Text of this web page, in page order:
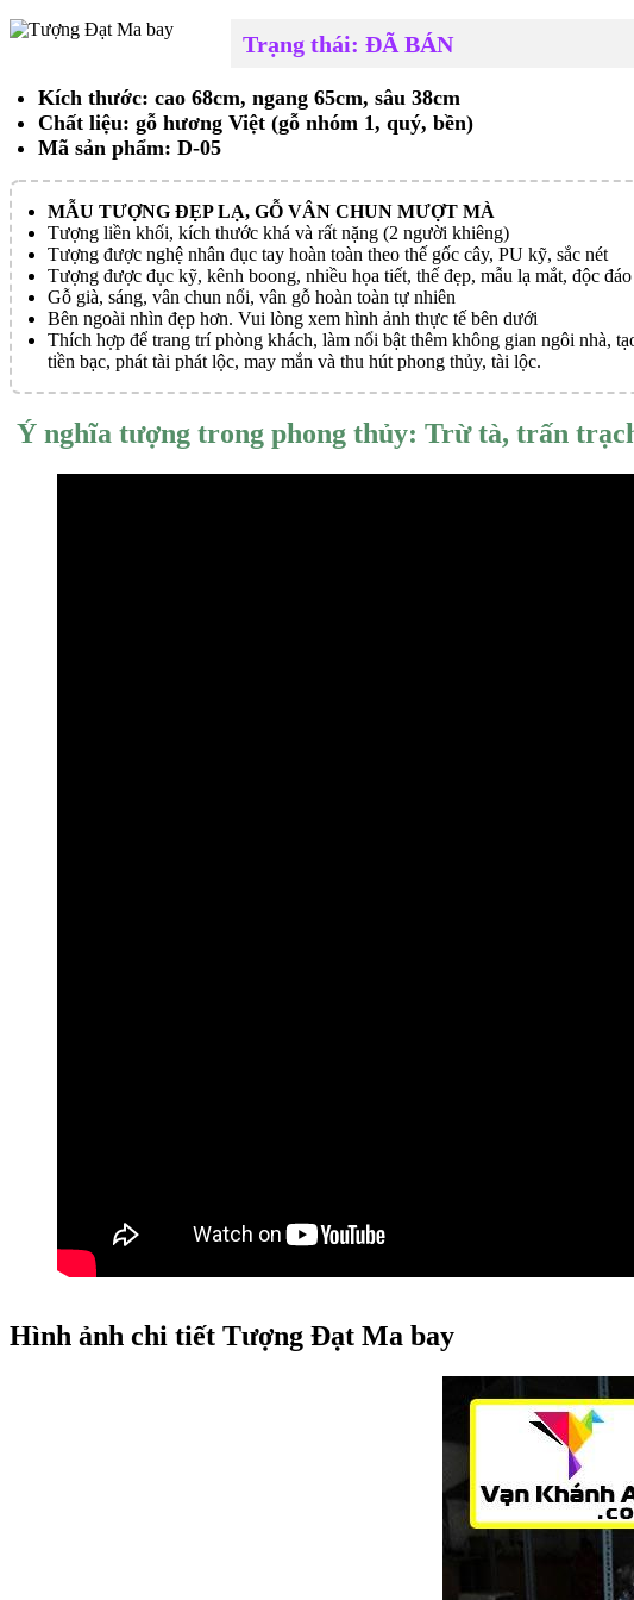
Trạng thái: ĐÃ BÁN
Kích thước: cao 68cm, ngang 65cm, sâu 38cm
Chất liệu: gỗ hương Việt (gỗ nhóm 1, quý, bền)
Mã sản phẩm: D-05
MẪU TƯỢNG ĐẸP LẠ, GỖ VÂN CHUN MƯỢT MÀ
Tượng liền khối, kích thước khá và rất nặng (2 người khiêng)
Tượng được nghệ nhân đục tay hoàn toàn theo thế gốc cây, PU kỹ, sắc nét
Tượng được đục kỹ, kênh boong, nhiều họa tiết, thế đẹp, mẫu lạ mắt, độc đáo
Gỗ già, sáng, vân chun nổi, vân gỗ hoàn toàn tự nhiên
Bên ngoài nhìn đẹp hơn. Vui lòng xem hình ảnh thực tế bên dưới
Thích hợp để trang trí phòng khách, làm nổi bật thêm không gian ngôi nhà,
tiền bạc, phát tài phát lộc, may mắn và thu hút phong thủy, tài lộc.
Ý nghĩa tượng trong phong thủy: Trừ tà, trấn
Hình ảnh chi tiết Tượng Đạt Ma bay